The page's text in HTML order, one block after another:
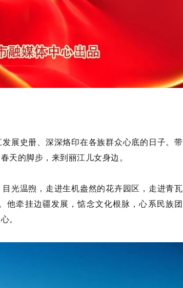
展史册、深深烙印在各族群众心底的日子。带
天的脚步，来到丽江儿女身边。
光温煦，走进生机盎然的花卉园区，走进青瓦
他牵挂边疆发展，惦念文化根脉，心系民族团
。